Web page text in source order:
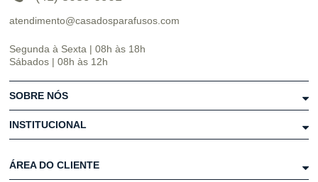
atendimento@casadosparafusos.com
Segunda à Sexta | 08h às 18h
Sábados | 08h às 12h
SOBRE NÓS
INSTITUCIONAL
ÁREA DO CLIENTE